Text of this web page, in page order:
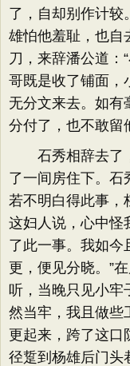
了，自却别作计较
雄怕他羞耻，也自
刀，来辞潘公道：
哥既是收了铺面，
无分文来去。如有
分付了，也不敢留
石秀相辞去了，
了一间房住下。石
若不明白得此事，
这妇人说，心中怪
了此一事。我如今
更，便见分晓。”
听，当晚只见小牢
然当牢，我且做些
更起来，跨了这口
径踅到杨雄后门头